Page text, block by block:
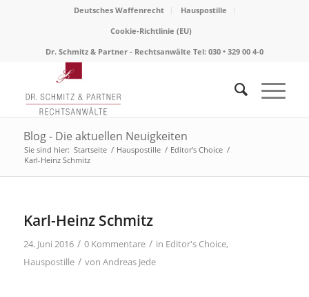
Deutsches Waffenrecht
Hauspostille
Cookie-Richtlinie (EU)
Dr. Schmitz & Partner - Rechtsanwälte Tel: 030 • 329 00 4-0
Blog - Die aktuellen Neuigkeiten
Sie sind hier: Startseite / Hauspostille / Editor's Choice /
Karl-Heinz Schmitz
Karl-Heinz Schmitz
24. Juni 2016 / 0 Kommentare / in Editor's Choice,
Hauspostille / von Andreas Jede